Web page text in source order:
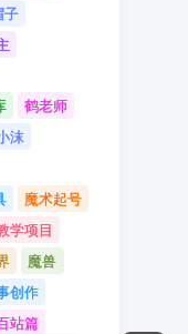
子
鹤老师
沫
魔术起号
学项目
魔兽
创作
站篇